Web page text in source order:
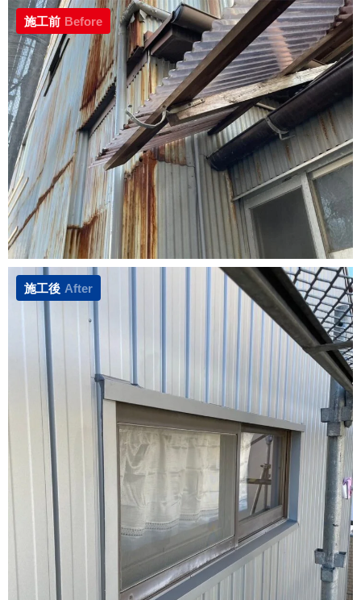
施工前 Before
施工後 After